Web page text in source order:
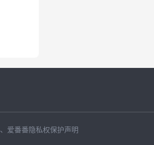
、 爱番番隐私权保护声明